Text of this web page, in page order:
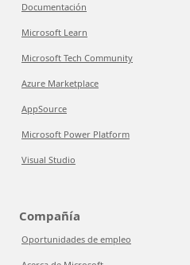
Documentación
Microsoft Learn
Microsoft Tech Community
Azure Marketplace
AppSource
Microsoft Power Platform
Visual Studio
Compañía
Oportunidades de empleo